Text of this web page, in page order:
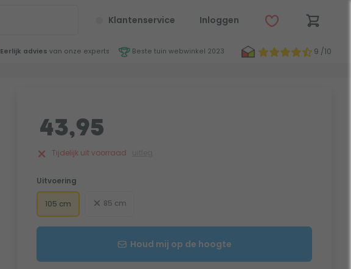
Klantenservice Inloggen
Eerlijk advies van onze experts Beste tuin webwinkel 2023
9 /10
43,95
Tijdelijk uit voorraad
Uitvoering
105 cm 85 cm
Houd mij op de hoogte